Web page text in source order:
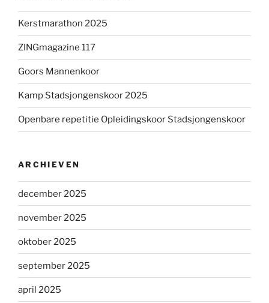
Kerstmarathon 2025
ZINGmagazine 117
Goors Mannenkoor
Kamp Stadsjongenskoor 2025
Openbare repetitie Opleidingskoor Stadsjongenskoor
ARCHIEVEN
december 2025
november 2025
oktober 2025
september 2025
april 2025